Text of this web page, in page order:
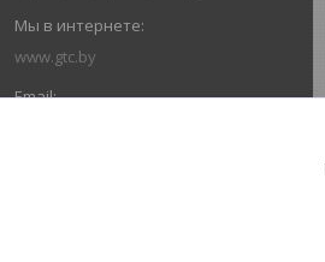
www.gtc.by